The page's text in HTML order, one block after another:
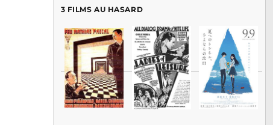
3 FILMS AU HASARD